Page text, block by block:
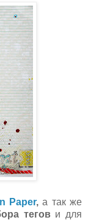
Paper,а так же
тегови для